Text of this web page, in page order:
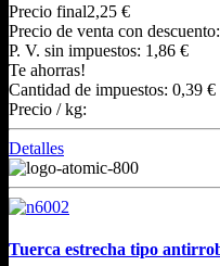
Precio final2,25 €
Precio de venta con descuento:
P. V. sin impuestos: 1,86 €
Te ahorras!
Cantidad de impuestos: 0,39 €
Precio / kg:
Detalles
Tuerca estrecha tipo